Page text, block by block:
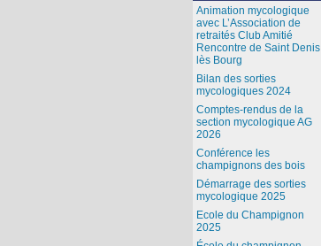
Animation mycologique
avec L’Association de
retraités Club Amitié
Rencontre de Saint Denis
lès Bourg
Bilan des sorties
mycologiques 2024
Comptes-rendus de la
section mycologique AG
2026
Conférence les
champignons des bois
Démarrage des sorties
mycologique 2025
Ecole du Champignon
2025